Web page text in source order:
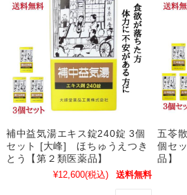
補中益気湯エキス錠240錠 3個
セット [大峰] ほちゅうえつき
とう【第２類医薬品】
¥12,600(税込) 送料無料
五苓
個セ
品】